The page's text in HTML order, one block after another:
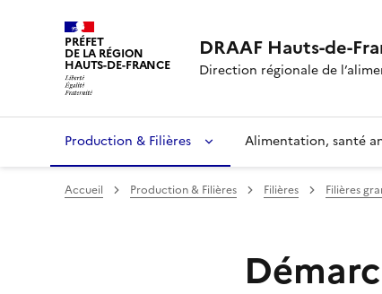
PRÉFET
DE LA RÉGION
HAUTS-DE-FRANCE
DRAAF Hauts-de-
Direction régionale de
Production & Filières Alimentation, santé
Accueil Production & Filières Filières Filières